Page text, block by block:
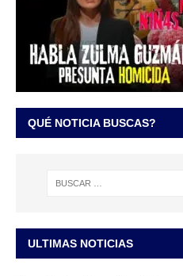
QUÉ NOTICIA BUSCAS?
ULTIMAS NOTICIAS